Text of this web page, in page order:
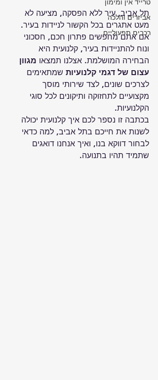
טרייד אין ומימון
אביזרים והלכה
רכבים תפעוליים
תל אביב, עיר ללא הפסקה, מציעה לא
מעט אתגרים בכל הקשור לניידות בעיר.
אם אתם מחפשים פתרון חכם, חסכוני
ונוח להתניידות בעיר, קלנועית היא
הבחירה המושלמת. אצלנו תמצאו מגוון
עצום של דגמי קלנועיות שמתאימים
לצרכים שונים, לצד שירותי מוסך
מקצועיים לתחזוקה ותיקונים לכל סוגי
הקלנועיות.
בכתבה זו נספר לכם איך קלנועית יכולה
לשנות את חייכם בתל אביב, למה כדאי
לבחור דווקא בנו, ואיך אנחנו דואגים
שתמיד תהיו בתנועה.